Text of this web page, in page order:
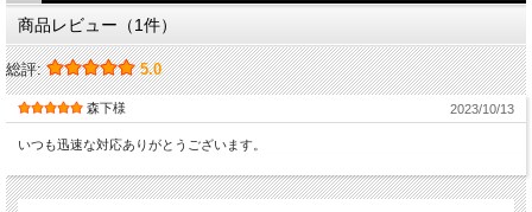
商品レビュー（1件）
総評: 5.0
森下様 2023/10/13
いつも迅速な対応ありがとうございます。